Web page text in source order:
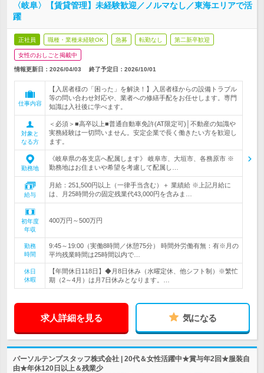
〈岐阜〉【賃貸管理】未経験歓迎／ノルマなし／東海エリアで活
躍
正社員 職種・業種未経験OK 急募 転勤なし 第二新卒歓迎
女性のおしごと掲載中
情報更新日：2026/04/03 終了予定日： 2026/10/01
仕事内容
【入居者様の「困った」を解決！】入居者様からの設備トラブル
等の問い合わせ対応や、業者への修繕手配をお任せします。専門
知識は入社後に学べます。
対象と
なる方
＜必須＞■高卒以上■普通自動車免許(AT限定可)│不動産の知識や
実務経験は一切問いません。安定企業で長く働きたい方を歓迎し
ます。
勤務地
《岐阜県の各支店へ配属します》 岐阜市、大垣市、各務原市 ※
勤務地はお住まいや希望を考慮して配属し…
給与
月給：251,500円以上（一律手当含む）＋ 業績給 ※上記月給に
は、月25時間分の固定残業代43,000円を含みま…
初年度
年収
400万円～500万円
勤務
時間
9:45～19:00（実働8時間／休憩75分） 時間外労働有無：有※月の
平均残業時間は25時間以内で…
休日
休暇
【年間休日118日】◆月8日休み（水曜定休、他シフト制）※繁忙
期（2～4月）は月7日休みとなります。…
求人詳細を見る 気になる
パーソルテンプスタッフ株式会社 | 20代＆女性活躍中★賞与年2回★服装自
由★年休120日以上＆残業少